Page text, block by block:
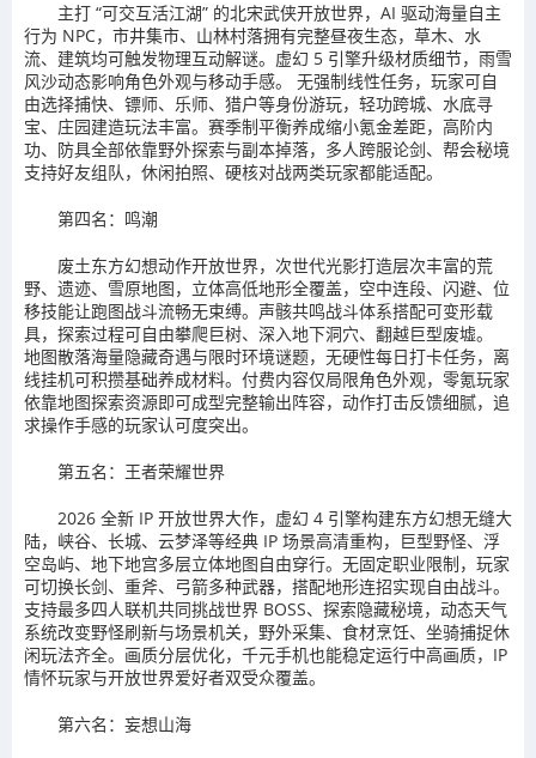
主打 “可交互活江湖” 的北宋武侠开放世界，AI 驱动海量自主
行为 NPC，市井集市、山林村落拥有完整昼夜生态，草木、水
流、建筑均可触发物理互动解谜。虚幻 5 引擎升级材质细节，雨雪
风沙动态影响角色外观与移动手感。 无强制线性任务，玩家可自
由选择捕快、镖师、乐师、猎户等身份游玩，轻功跨城、水底寻
宝、庄园建造玩法丰富。赛季制平衡养成缩小氪金差距，高阶内
功、防具全部依靠野外探索与副本掉落，多人跨服论剑、帮会秘境
支持好友组队，休闲拍照、硬核对战两类玩家都能适配。
第四名：鸣潮
废土东方幻想动作开放世界，次世代光影打造层次丰富的荒
野、遗迹、雪原地图，立体高低地形全覆盖，空中连段、闪避、位
移技能让跑图战斗流畅无束缚。声骸共鸣战斗体系搭配可变形载
具，探索过程可自由攀爬巨树、深入地下洞穴、翻越巨型废墟。
地图散落海量隐藏奇遇与限时环境谜题，无硬性每日打卡任务，离
线挂机可积攒基础养成材料。付费内容仅局限角色外观，零氪玩家
依靠地图探索资源即可成型完整输出阵容，动作打击反馈细腻，追
求操作手感的玩家认可度突出。
第五名：王者荣耀世界
2026 全新 IP 开放世界大作，虚幻 4 引擎构建东方幻想无缝大
陆，峡谷、长城、云梦泽等经典 IP 场景高清重构，巨型野怪、浮
空岛屿、地下地宫多层立体地图自由穿行。无固定职业限制，玩家
可切换长剑、重斧、弓箭多种武器，搭配地形连招实现自由战斗。
支持最多四人联机共同挑战世界 BOSS、探索隐藏秘境，动态天气
系统改变野怪刷新与场景机关，野外采集、食材烹饪、坐骑捕捉休
闲玩法齐全。画质分层优化，千元手机也能稳定运行中高画质，IP
情怀玩家与开放世界爱好者双受众覆盖。
第六名：妄想山海